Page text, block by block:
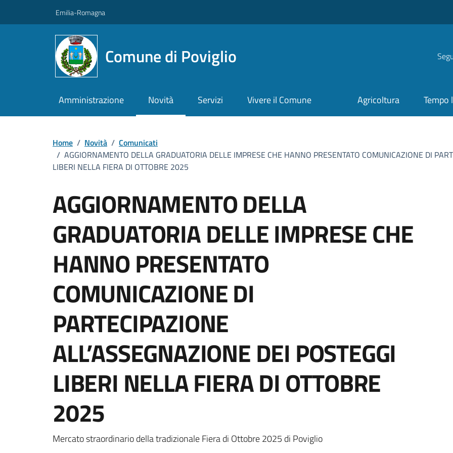
Emilia-Romagna
Comune di Poviglio
Amministrazione Novità Servizi Vivere il Comune Agricoltura Tempo
Home / Novità / Comunicati
/ AGGIORNAMENTO DELLA GRADUATORIA DELLE IMPRESE CHE HANNO PRESENTATO COMUNICAZIONE DI
LIBERI NELLA FIERA DI OTTOBRE 2025
AGGIORNAMENTO DELLA
GRADUATORIA DELLE IMPRESE CHE
HANNO PRESENTATO
COMUNICAZIONE DI
PARTECIPAZIONE
ALL’ASSEGNAZIONE DEI POSTEGGI
LIBERI NELLA FIERA DI OTTOBRE
2025
Dettagli della notizia
Mercato straordinario della tradizionale Fiera di Ottobre 2025 di Poviglio